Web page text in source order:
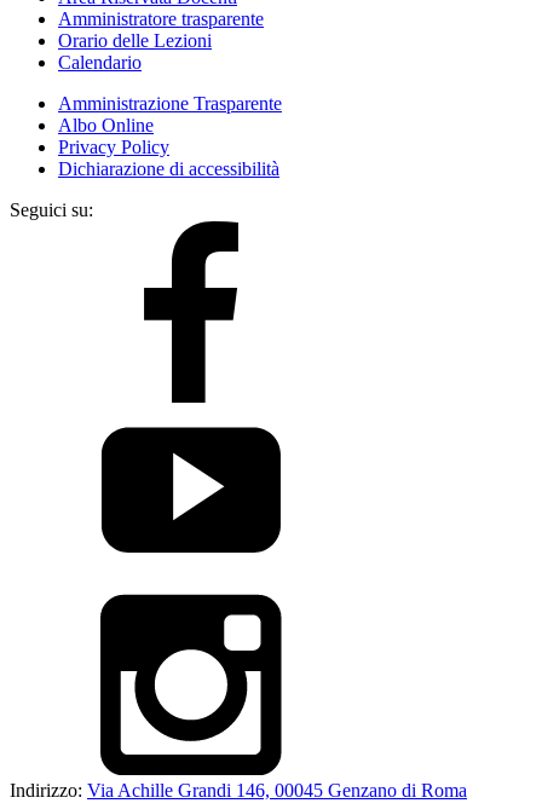
Amministratore trasparente
Orario delle Lezioni
Calendario
Amministrazione Trasparente
Albo Online
Privacy Policy
Dichiarazione di accessibilità
Seguici su:
Indirizzo: Via Achille Grandi 146, 00045 Genzano di Roma